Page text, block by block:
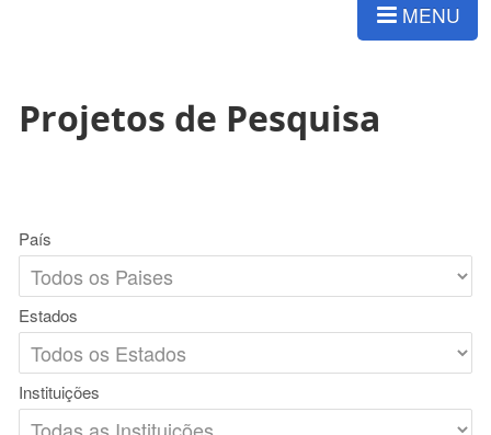
MENU
Projetos de Pesquisa
País
Estados
Instituições